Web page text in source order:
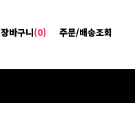
장바구니(0) 주문/배송조회